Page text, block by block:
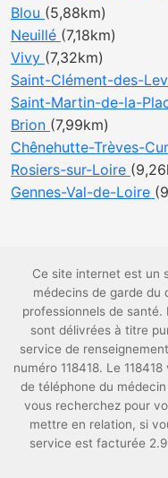
Blou (5,88km)
Neuillé (7,18km)
Vivy (7,32km)
Saint-Clément-des-
Saint-Martin-de-la-
Brion (7,99km)
Chênehutte-Trèves-
Rosiers-sur-Loire
Gennes-Val-de-Loire
Ce site internet est un
médecins de garde
professionnels de
sont délivrées à titre
service de
numéro 118418. Le
de téléphone du
vous recherchez pour
mettre en relation, si
service est facturée